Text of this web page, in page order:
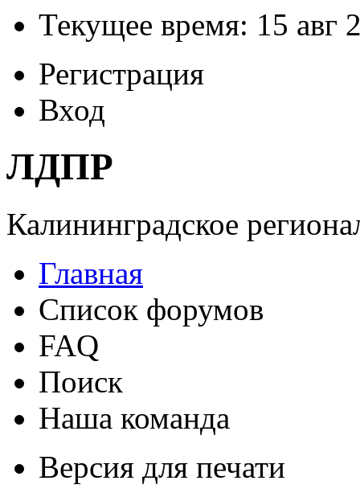
Текущее время: 15 авг
Регистрация
Вход
ЛДПР
Калининградское
Главная
Список форумов
FAQ
Поиск
Наша команда
Версия для печати